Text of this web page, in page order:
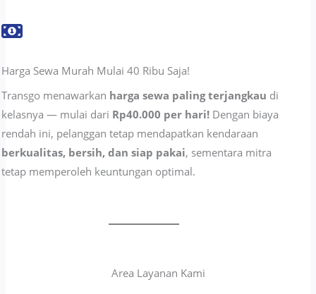
Harga Sewa Murah Mulai 40 Ribu Saja!
Transgo menawarkan harga sewa paling terjangkau di
kelasnya — mulai dari Rp40.000 per hari! Dengan biaya
rendah ini, pelanggan tetap mendapatkan kendaraan
berkualitas, bersih, dan siap pakai, sementara mitra
tetap memperoleh keuntungan optimal.
Area Layanan Kami